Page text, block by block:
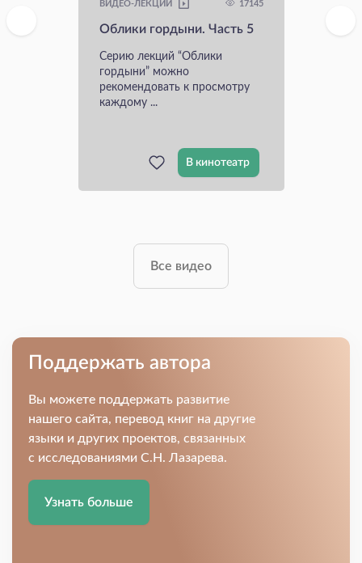
ВИДЕО-ЛЕКЦИИ 17145
Облики гордыни. Часть 5
Серию лекций “Облики
гордыни” можно
рекомендовать к просмотру
каждому ...
В кинотеатр
Все видео
Поддержать автора
Вы можете поддержать развитие
нашего сайта, перевод книг на другие
языки и других проектов, связанных
с исследованиями С.Н. Лазарева.
Узнать больше